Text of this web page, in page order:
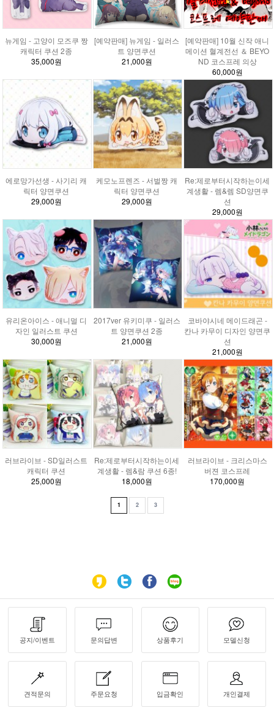
뉴게임 - 고양이 모즈쿠 짱
캐릭터 쿠션 2종
35,000원
[예약판매] 뉴게임 - 일러스
트 양면쿠션
21,000원
[예약판매] 10월 신작 애니
메이션 혈계전선 ＆ BEYO
ND 코스프레 의상
60,000원
에로망가선생 - 사기리 캐
릭터 양면쿠션
29,000원
케모노프렌즈 - 서벌짱 캐
릭터 양면쿠션
29,000원
Re:제로부터시작하는이세
계생활 - 렘&렘 SD양면쿠
션
29,000원
유리온아이스 - 애니멀 디
자인 일러스트 쿠션
30,000원
2017ver 유키미쿠 - 일러스
트 양면쿠션 2종
21,000원
코바야시네 메이드래곤 -
칸나 카무이 디자인 양면쿠
션
21,000원
러브라이브 - SD일러스트
캐릭터 쿠션
25,000원
Re:제로부터시작하는이세
계생활 - 렘&람 쿠션 6종!
18,000원
러브라이브 - 크리스마스
버젼 코스프레
170,000원
1 2 3
공지/이벤트 문의답변 상품후기 모델신청
견적문의 주문요청 입금확인 개인결제